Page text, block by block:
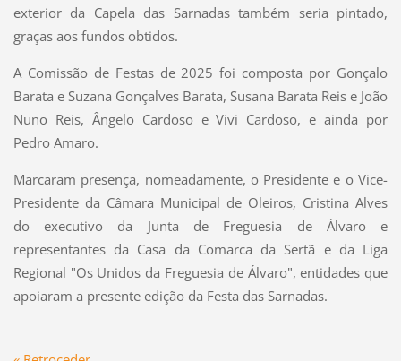
exterior da Capela das Sarnadas também seria pintado,
graças aos fundos obtidos.
A Comissão de Festas de 2025 foi composta por Gonçalo
Barata e Suzana Gonçalves Barata, Susana Barata Reis e João
Nuno Reis, Ângelo Cardoso e Vivi Cardoso, e ainda por
Pedro Amaro.
Marcaram presença, nomeadamente, o Presidente e o Vice-
Presidente da Câmara Municipal de Oleiros, Cristina Alves
do executivo da Junta de Freguesia de Álvaro e
representantes da Casa da Comarca da Sertã e da Liga
Regional "Os Unidos da Freguesia de Álvaro", entidades que
apoiaram a presente edição da Festa das Sarnadas.